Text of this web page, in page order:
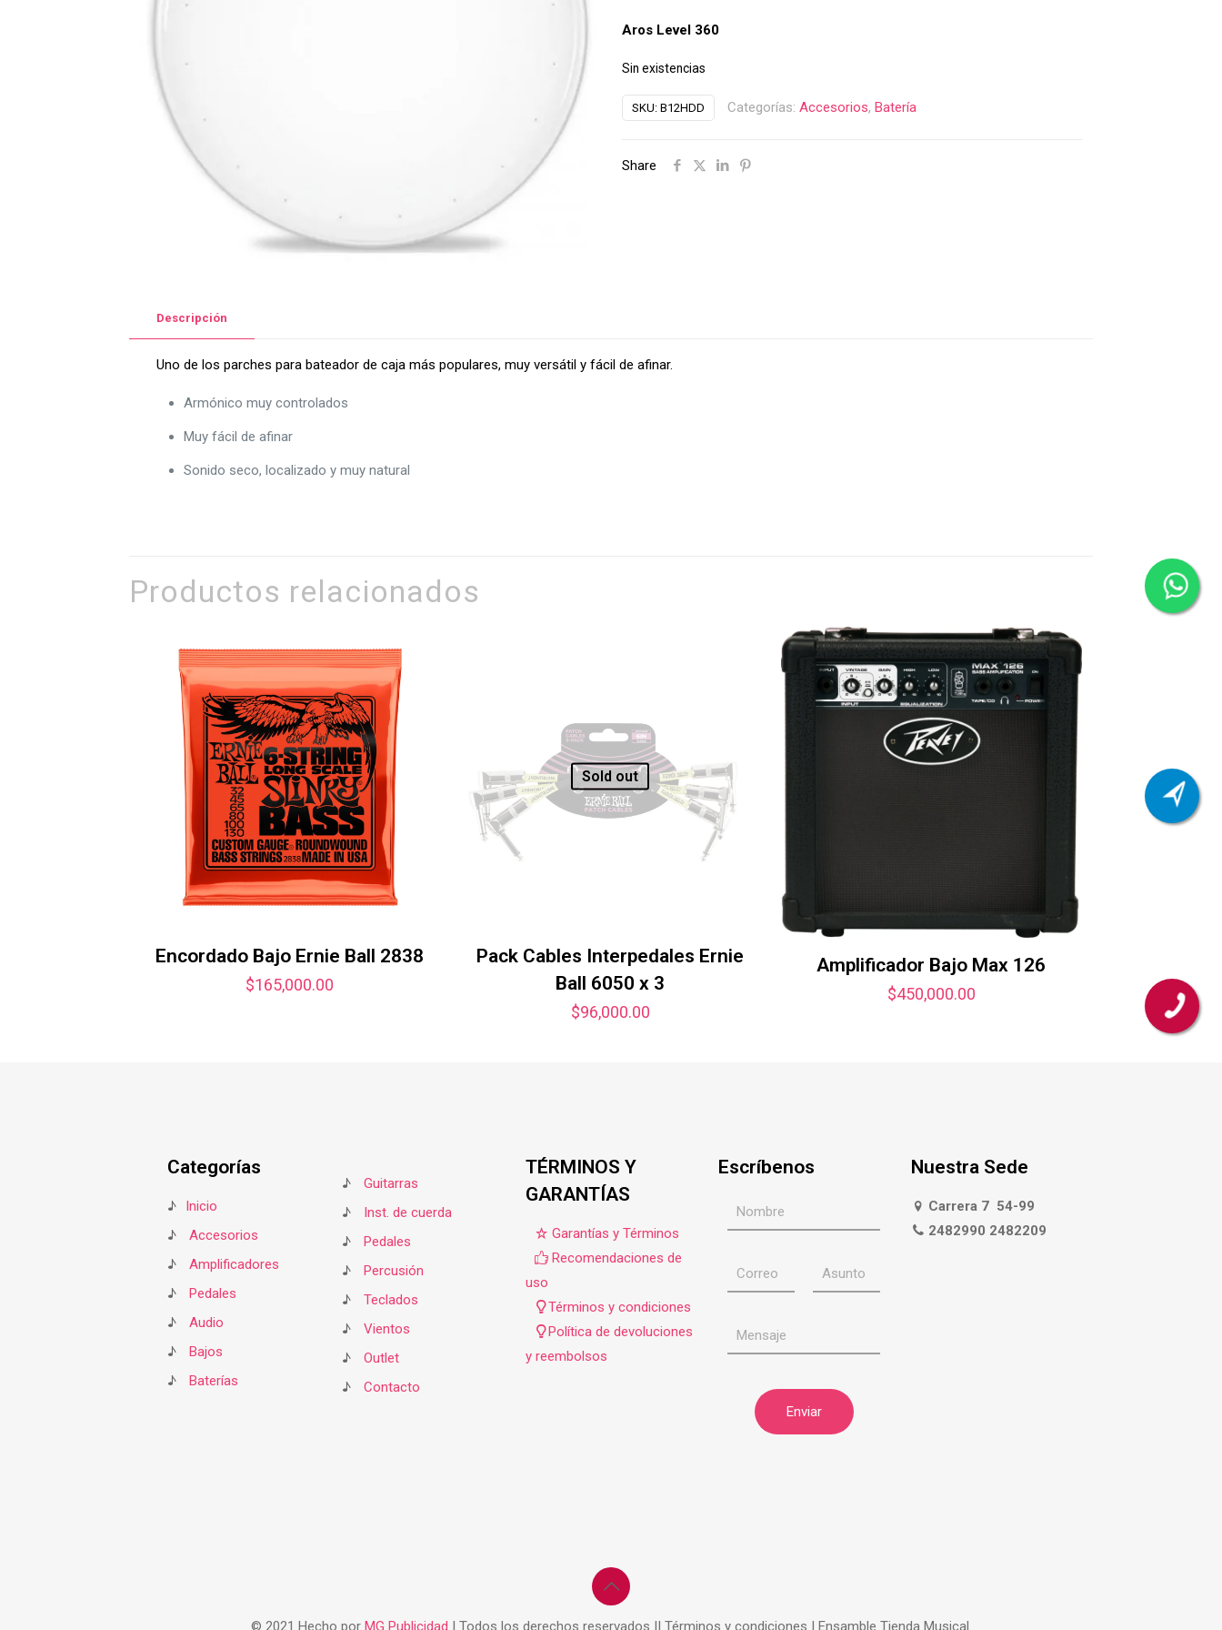
Aros Level 360
Sin existencias
SKU: B12HDD Categorías: Accesorios, Batería
Share
Descripción
Uno de los parches para bateador de caja más populares, muy versátil y fácil de afinar.
Armónico muy controlados
Muy fácil de afinar
Sonido seco, localizado y muy natural
Productos relacionados
Encordado Bajo Ernie Ball 2838
$165,000.00
Sold out
Pack Cables Interpedales Ernie
Ball 6050 x 3
$96,000.00
Amplificador Bajo Max 126
$450,000.00
Categorías
♪
Inicio
♪
Accesorios
♪
Amplificadores
♪
Pedales
♪
Audio
♪
Bajos
♪
Baterías
♪
Guitarras
♪
Inst. de cuerda
♪
Pedales
♪
Percusión
♪
Teclados
♪
Vientos
♪
Outlet
♪
Contacto
TÉRMINOS Y
GARANTÍAS
Garantías y Términos
Recomendaciones de
uso
Términos y condiciones
Política de devoluciones
y reembolsos
Escríbenos Nuestra Sede
Carrera 7 54-99
2482990 2482209
© 2021 Hecho por MG Publicidad | Todos los derechos reservados || Términos y condiciones | Ensamble Tienda Musical.